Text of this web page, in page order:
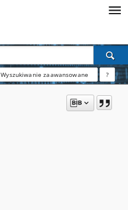
Wyszukiwanie zaawansowane ?